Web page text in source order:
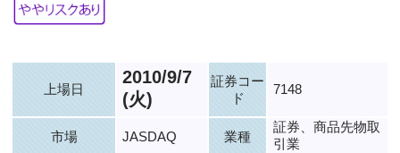
上場日
2010/9/7
(火)
証券コー
ド
7148
市場 JASDAQ 業種
証券、商品先物取
引業